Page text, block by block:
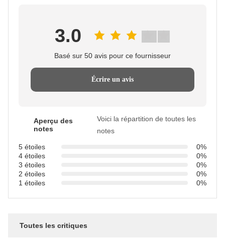
3.0
Basé sur 50 avis pour ce fournisseur
Écrire un avis
Aperçu des
notes
Voici la répartition de toutes les
notes
5 étoiles
0%
4 étoiles
0%
3 étoiles
0%
2 étoiles
0%
1 étoiles
0%
Toutes les critiques